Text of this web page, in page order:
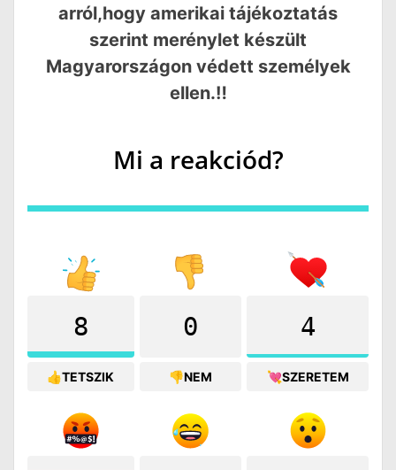
arról,hogy amerikai tájékoztatás
szerint merénylet készült
Magyarországon védett személyek
ellen.‼️
Mi a reakciód?
8
👍TETSZIK
0
👎NEM
4
💘SZERETEM